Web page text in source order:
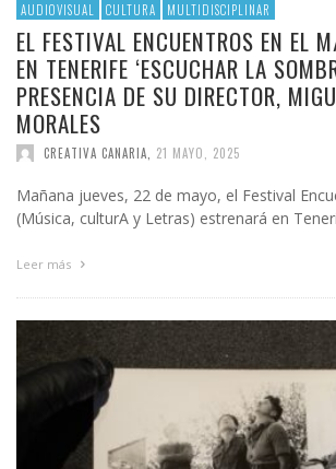
AUDIOVISUAL CULTURA MULTIDISCIPLINAR
EL FESTIVAL ENCUENTROS EN EL
EN TENERIFE ‘ESCUCHAR LA
PRESENCIA DE SU DIRECTOR,
MORALES
CREATIVA CANARIA 21 MAYO, 2025
Mañana jueves, 22 de mayo, el Festival
(Música, culturA y Letras) estrenará en
Leer más